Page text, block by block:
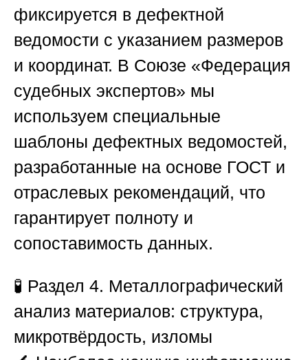
фиксируется в дефектной
ведомости с указанием размеров
и координат. В Союзе «Федерация
судебных экспертов» мы
используем специальные
шаблоны дефектных ведомостей,
разработанные на основе ГОСТ и
отраслевых рекомендаций, что
гарантирует полноту и
сопоставимость данных.
🧪 Раздел 4. Металлографический
анализ материалов: структура,
микротвёрдость, изломы